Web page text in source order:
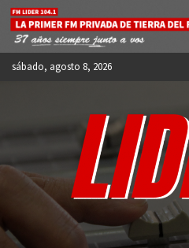
Skip
content
sábado, agosto 8, 2026